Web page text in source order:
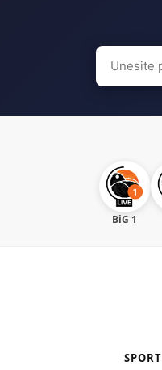
Search
for:
BiG 1
SPORT